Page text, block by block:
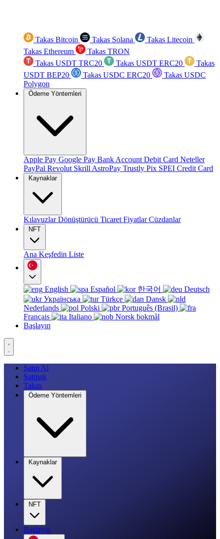
Takas Bitcoin Takas Solana
Takas Litecoin
Takas Ethereum
Takas TRON
Takas USDT TRC20
Takas USDT ERC20
Takas
USDT BEP20
Takas USDC ERC20
Takas USDC
Polygon
Ödeme Yöntemleri
Apple Pay Google Pay Bank Account Debit Card Neteller
PayPal Revolut Skrill AstroPay Trustly Pix SPEI Credit Card
Kaynaklar
KılavuzlarDönüştürücü Ticaret FiyatlarCüzdanlar
NFT
Ana Keşfedin Liste
English Español 한국어
Deutsch
Українська
Türkçe
Dansk
Nederlands
Polski
Português (Brasil)
Français
Italiano
Norsk bokmål
Başlayın
Satın Al
Satmak
Takas
Ödeme Yöntemleri
Kaynaklar
NFT
Başlayın